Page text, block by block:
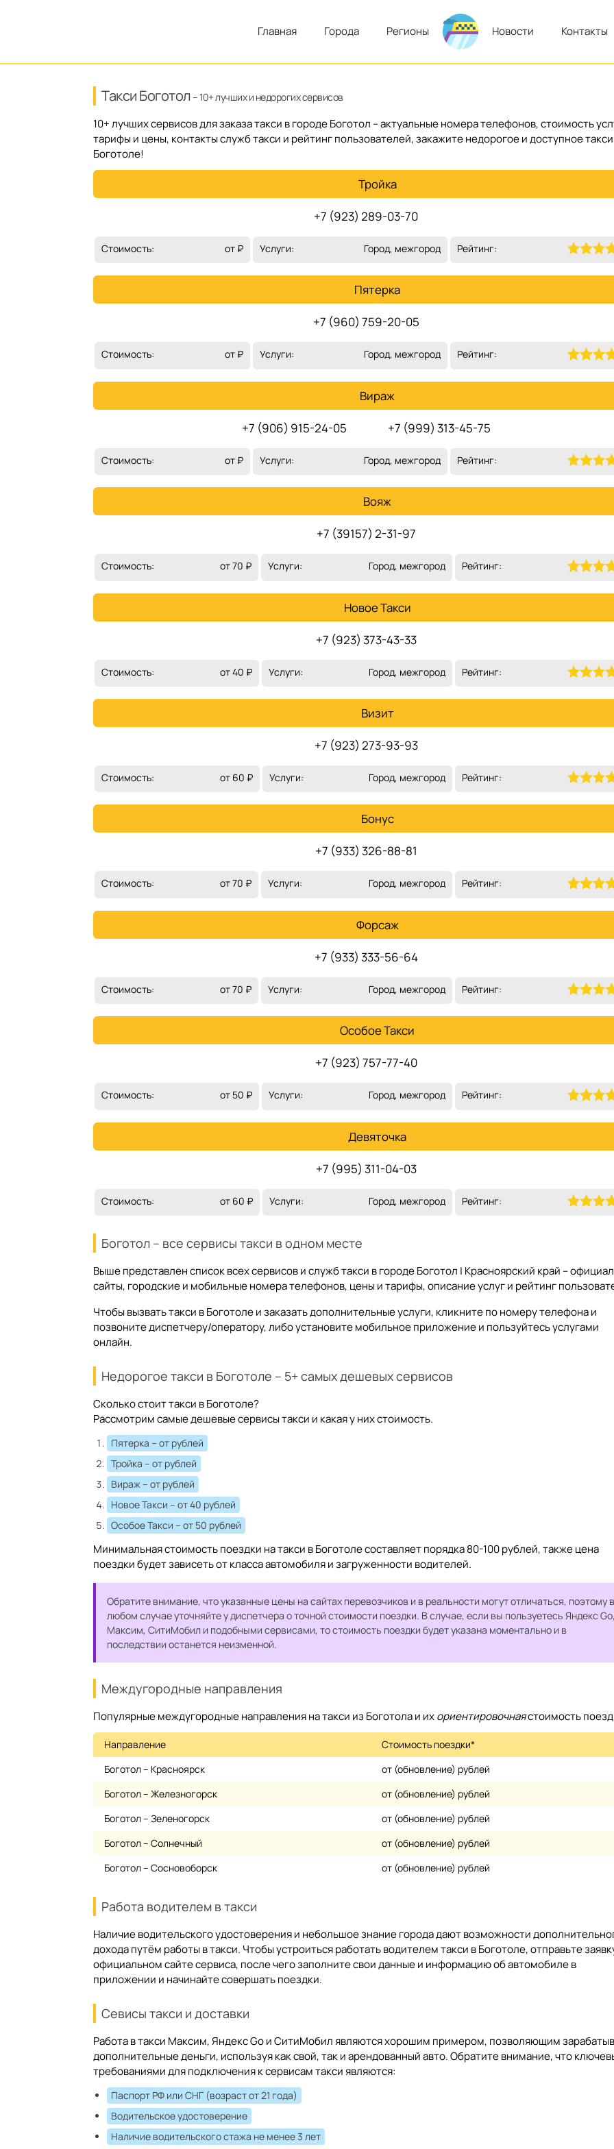
Главная Города Регионы Новости Контакты
Такси Боготол – 10+ лучших и недорогих сервисов
10+ лучших сервисов для заказа такси в городе Боготол – актуальные номера телефонов, стоимость
тарифы и цены, контакты служб такси и рейтинг пользователей, закажите недорогое и доступное
Боготоле!
Тройка
+7 (923) 289-03-70
Стоимость: от ₽ Услуги: Город, межгород Рейтинг:
Пятерка
+7 (960) 759-20-05
Стоимость: от ₽ Услуги: Город, межгород Рейтинг:
Вираж
+7 (906) 915-24-05 +7 (999) 313-45-75
Стоимость: от ₽ Услуги: Город, межгород Рейтинг:
Вояж
+7 (39157) 2-31-97
Стоимость: от 70 ₽ Услуги: Город, межгород Рейтинг:
Новое Такси
+7 (923) 373-43-33
Стоимость: от 40 ₽ Услуги: Город, межгород Рейтинг:
Визит
+7 (923) 273-93-93
Стоимость: от 60 ₽ Услуги: Город, межгород Рейтинг:
Бонус
+7 (933) 326-88-81
Стоимость: от 70 ₽ Услуги: Город, межгород Рейтинг:
Форсаж
+7 (933) 333-56-64
Стоимость: от 70 ₽ Услуги: Город, межгород Рейтинг:
Особое Такси
+7 (923) 757-77-40
Стоимость: от 50 ₽ Услуги: Город, межгород Рейтинг:
Девяточка
+7 (995) 311-04-03
Стоимость: от 60 ₽ Услуги: Город, межгород Рейтинг:
Боготол – все сервисы такси в одном месте
Выше представлен список всех сервисов и служб такси в городе Боготол | Красноярский край –
сайты, городские и мобильные номера телефонов, цены и тарифы, описание услуг и рейтинг
Чтобы вызвать такси в Боготоле и заказать дополнительные услуги, кликните по номеру телефона и
позвоните диспетчеру/оператору, либо установите мобильное приложение и пользуйтесь услугами
онлайн.
Недорогое такси в Боготоле – 5+ самых дешевых сервисов
Сколько стоит такси в Боготоле?
Рассмотрим самые дешевые сервисы такси и какая у них стоимость.
Пятерка – от рублей
Тройка – от рублей
Вираж– от рублей
Новое Такси – от 40 рублей
Особое Такси – от 50 рублей
Минимальная стоимость поездки на такси в Боготоле составляет порядка 80-100 рублей, также цена
поездки будет зависеть от класса автомобиля и загруженности водителей.
Обратите внимание, что указанные цены на сайтах перевозчиков и в реальности могут отличаться, поэтому в
любом случае уточняйте у диспетчера о точной стоимости поездки. В случае, если вы пользуетесь Яндекс Go,
Максим, СитиМобил и подобными сервисами, то стоимость поездки будет указана моментально и в
последствии останется неизменной.
Междугородные направления
Популярные междугородные направления на такси из Боготола и ихориентировочнаястоимость
Направление
Стоимость поездки*
Боготол – Красноярск
от (обновление) рублей
Боготол – Железногорск
от (обновление) рублей
Боготол – Зеленогорск
от (обновление) рублей
Боготол – Солнечный
от (обновление) рублей
Боготол – Сосновоборск
от (обновление) рублей
Работа водителем в такси
Наличие водительского удостоверения и небольшое знание города дают возможности
дохода путём работы в такси. Чтобы устроиться работать водителем такси в Боготоле, отправьте
официальном сайте сервиса, после чего заполните свои данные и информацию об автомобиле в
приложении и начинайте совершать поездки.
Севисы такси и доставки
Работа в такси Максим, Яндекс Go и СитиМобил являются хорошим примером, позволяющим
дополнительные деньги, используя как свой, так и арендованный авто. Обратите внимание, что
требованиями для подключения к сервисам такси являются:
Паспорт РФ или СНГ (возраст от 21 года)
Водительское удостоверение
Наличие водительского стажа не менее 3 лет